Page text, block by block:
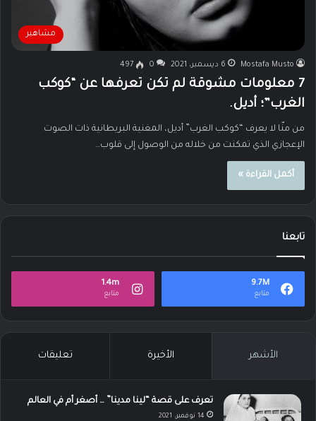
مشاهير
Mostafa Musto 6 ديسمبر، 2021 0
497
7 معلومات مشوقة لم تكن تعرفها عن “كوكب
الغرب”؛ أديل.
من منّا لا يعرف “كوكب الغرب” أديل، المغنية البريطانية ذات الصوت
الإعجازي الذي تمكنت من خلاله من الوصول إلى قلوب…
أكمل القراءة »
تابعنا
9.7M
متابع
1.4m
متابع
الأشهر الأخيرة تعليقات
تعرف على قصة “لينا مدينا” … أصغر أم في العالم
14 نوفمبر، 2021